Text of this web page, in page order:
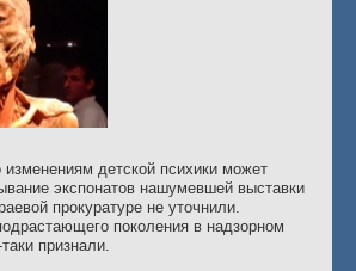
изменениям детской психики может
экспонатов нашумевшей выставки
прокуратуре не уточнили.
поколения в надзорном
признали.